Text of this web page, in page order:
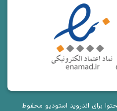
برای اندروید استودیو محفوظ